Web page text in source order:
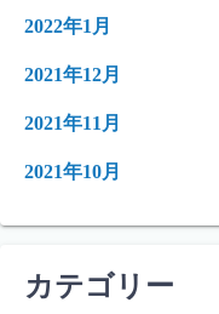
2022年1月
2021年12月
2021年11月
2021年10月
カテゴリー